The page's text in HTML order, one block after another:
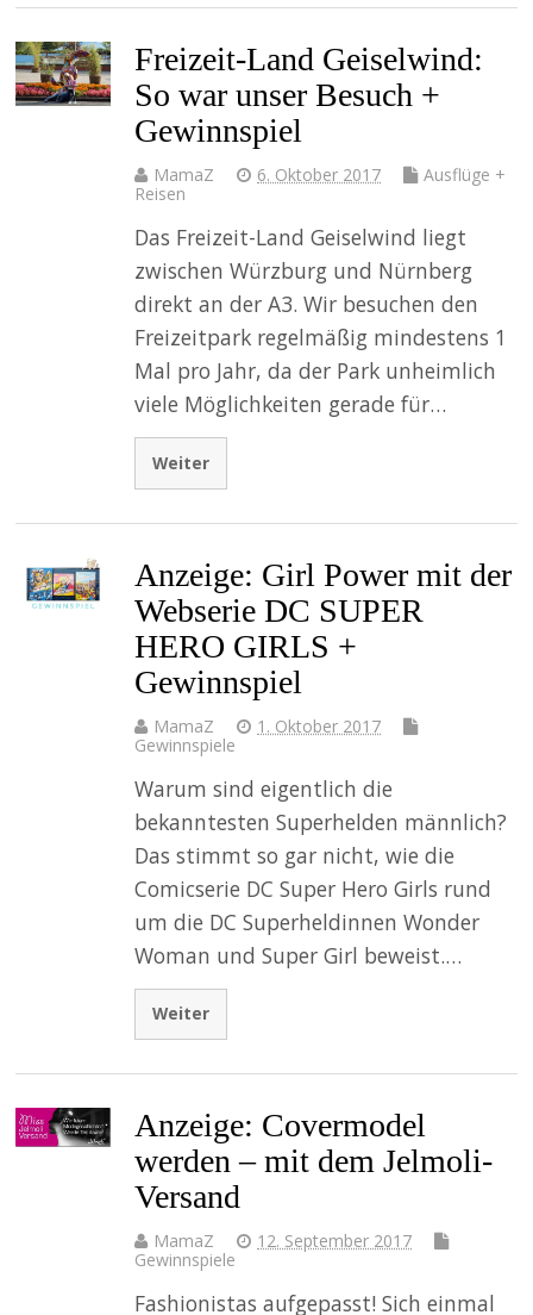
Freizeit-Land Geiselwind:
So war unser Besuch +
Gewinnspiel
MamaZ 6. Oktober 2017
Ausflüge +
Reisen
Das Freizeit-Land Geiselwind liegt
zwischen Würzburg und Nürnberg
direkt an der A3. Wir besuchen den
Freizeitpark regelmäßig mindestens 1
Mal pro Jahr, da der Park unheimlich
viele Möglichkeiten gerade für…
Weiter
Anzeige: Girl Power mit der
Webserie DC SUPER
HERO GIRLS +
Gewinnspiel
MamaZ
1. Oktober 2017
Gewinnspiele
Warum sind eigentlich die
bekanntesten Superhelden männlich?
Das stimmt so gar nicht, wie die
Comicserie DC Super Hero Girls rund
um die DC Superheldinnen Wonder
Woman und Super Girl beweist.…
Weiter
Anzeige: Covermodel
werden – mit dem Jelmoli-
Versand
MamaZ
12. September 2017
Gewinnspiele
Fashionistas aufgepasst! Sich einmal